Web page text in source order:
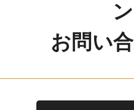
ン
お問い